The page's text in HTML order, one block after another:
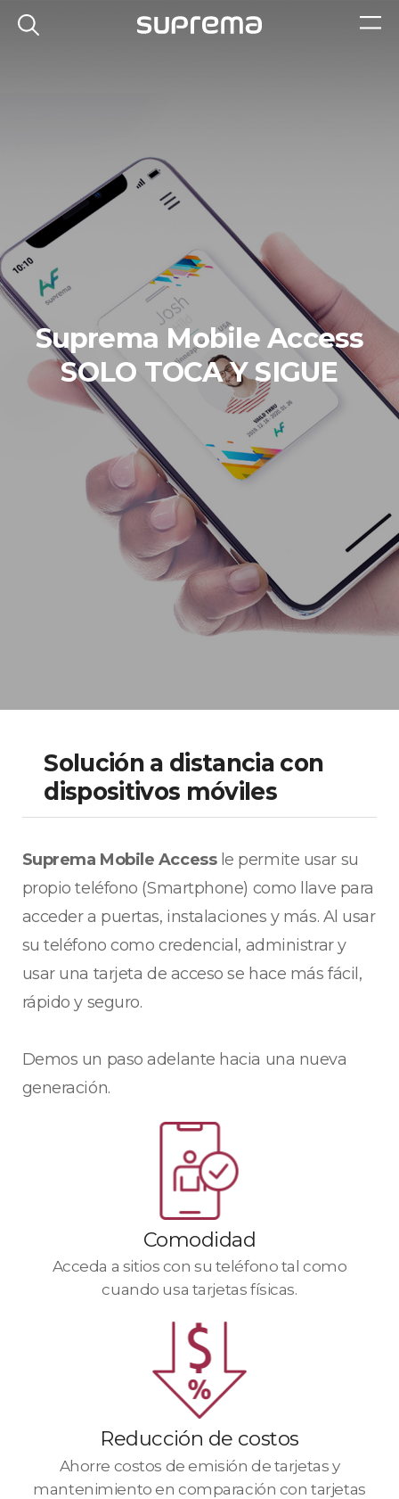
Suprema Mobile Access
SOLO TOCA Y SIGUE
Solución a distancia con
dispositivos móviles
Suprema Mobile Accessle permite usar su
propio teléfono (Smartphone) como llave para
acceder a puertas, instalaciones y más. Al usar
su teléfono como credencial, administrar y
usar una tarjeta de acceso se hace más fácil,
rápido y seguro.
Demos un paso adelante hacia una nueva
generación.
Comodidad
Acceda a sitios con su teléfono tal como
cuando usa tarjetas físicas.
Reducción de costos
Ahorre costos de emisión de tarjetas y
mantenimiento en comparación con tarjetas